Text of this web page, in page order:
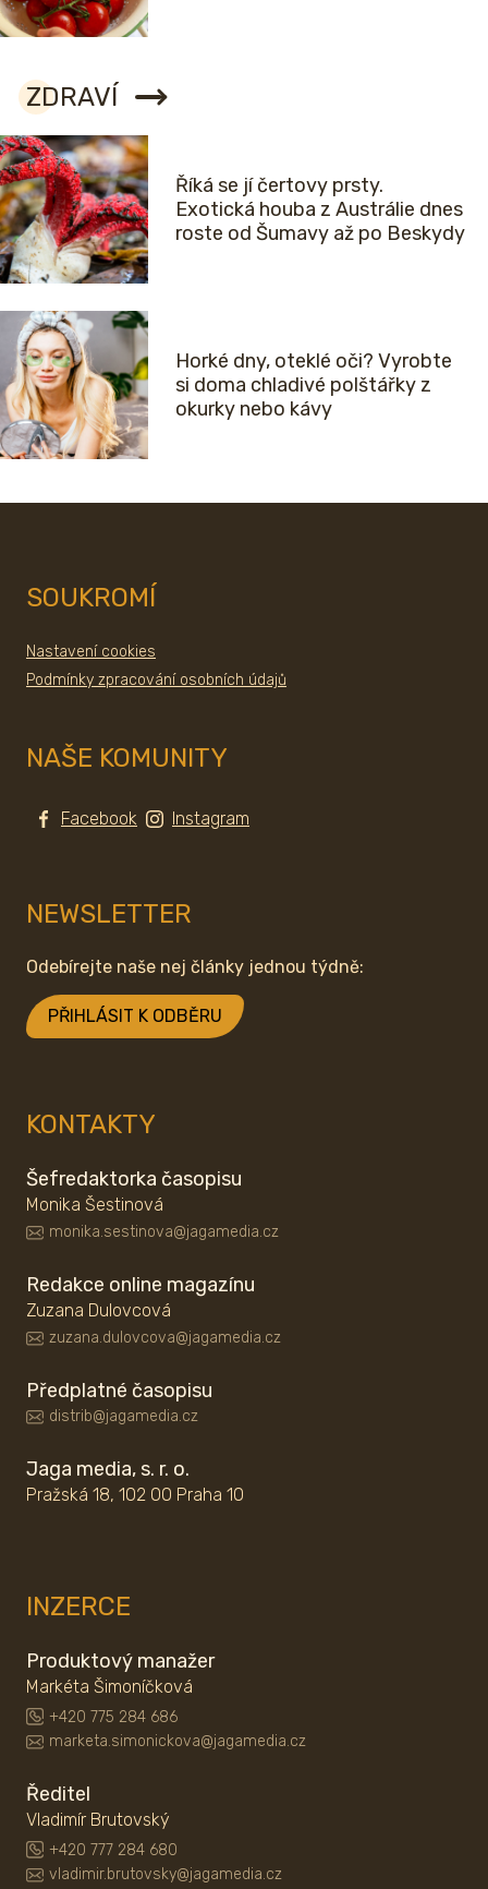
ZDRAVÍ
Říká se jí čertovy prsty.
Exotická houba z Austrálie dnes
roste od Šumavy až po Beskydy
Horké dny, oteklé oči? Vyrobte
si doma chladivé polštářky z
okurky nebo kávy
SOUKROMÍ
Nastavení cookies
Podmínky zpracování osobních údajů
NAŠE KOMUNITY
Facebook Instagram
NEWSLETTER
Odebírejte naše nej články jednou týdně:
PŘIHLÁSIT K ODBĚRU
KONTAKTY
Šefredaktorka časopisu
Monika Šestinová
monika.sestinova@jagamedia.cz
Redakce online magazínu
Zuzana Dulovcová
zuzana.dulovcova@jagamedia.cz
Předplatné časopisu
distrib@jagamedia.cz
Jaga media, s. r. o.
Pražská 18, 102 00 Praha 10
INZERCE
Produktový manažer
Markéta Šimoníčková
+420 775 284 686
marketa.simonickova@jagamedia.cz
Ředitel
Vladimír Brutovský
+420 777 284 680
vladimir.brutovsky@jagamedia.cz